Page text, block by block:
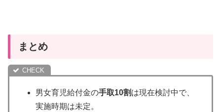
まとめ
男女育児給付金の手取10割は現在検討中で、
実施時期は未定。